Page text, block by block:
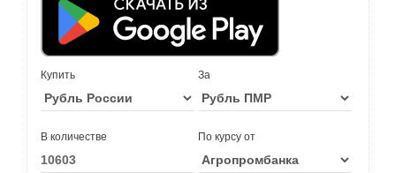
Купить За
В количестве По курсу от